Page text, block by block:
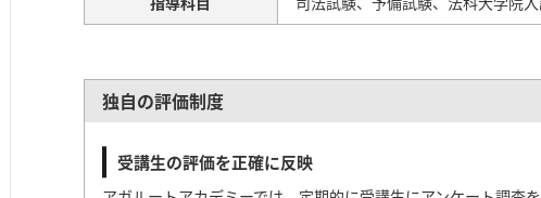
独自の評価制度
受講生の評価を正確に反映